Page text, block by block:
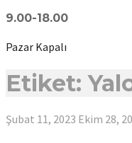
9.00-18.00
Pazar Kapalı
Etiket:
Şubat 11, 2023 Ekim 28,